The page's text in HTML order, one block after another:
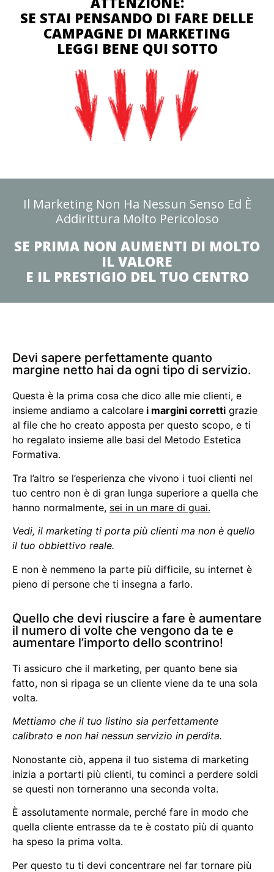
SE STAI PENSANDO DI FARE DELLE
CAMPAGNE DI MARKETING
LEGGI BENE QUI SOTTO
Il Marketing Non Ha Nessun Senso Ed È
Addirittura Molto Pericoloso
SE PRIMA NON AUMENTI DI MOLTO
IL VALORE
E IL PRESTIGIO DEL TUO CENTRO
Devi sapere perfettamente quanto
margine netto hai da ogni tipo di servizio.
Questa è la prima cosa che dico alle mie clienti, e
insieme andiamo a calcolare i margini corretti grazie
al file che ho creato apposta per questo scopo, e ti
ho regalato insieme alle basi del Metodo Estetica
Formativa.
Tra l’altro se l’esperienza che vivono i tuoi clienti nel
tuo centro non è di gran lunga superiore a quella che
hanno normalmente, sei in un mare di guai.
Vedi, il marketing ti porta più clienti ma non è quello
il tuo obbiettivo reale.
E non è nemmeno la parte più difficile, su internet è
pieno di persone che ti insegna a farlo.
Quello che devi riuscire a fare è aumentare
il numero di volte che vengono da te e
aumentare l’importo dello scontrino!
Ti assicuro che il marketing, per quanto bene sia
fatto, non si ripaga se un cliente viene da te una sola
volta.
Mettiamo che il tuo listino sia perfettamente
calibrato e non hai nessun servizio in perdita.
Nonostante ciò, appena il tuo sistema di marketing
inizia a portarti più clienti, tu cominci a perdere soldi
se questi non torneranno una seconda volta.
È assolutamente normale, perché fare in modo che
quella cliente entrasse da te è costato più di quanto
ha speso la prima volta.
Per questo tu ti devi concentrare nel far tornare più